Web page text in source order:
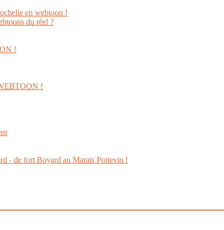
en webtoon !
du réel ?
!
!
- de fort Boyard au Marais Poitevin !